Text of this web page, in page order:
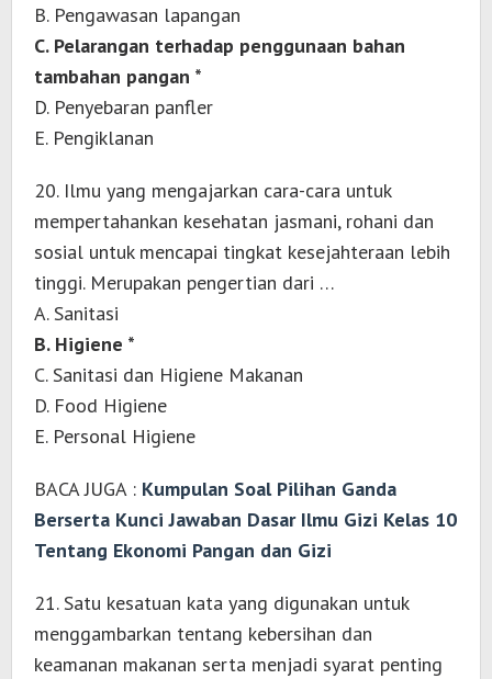
B. Pengawasan lapangan
C. Pelarangan terhadap penggunaan bahan
tambahan pangan *
D. Penyebaran panfler
E. Pengiklanan
20. Ilmu yang mengajarkan cara-cara untuk
mempertahankan kesehatan jasmani, rohani dan
sosial untuk mencapai tingkat kesejahteraan lebih
tinggi. Merupakan pengertian dari …
A. Sanitasi
B. Higiene *
C. Sanitasi dan Higiene Makanan
D. Food Higiene
E. Personal Higiene
BACA JUGA : Kumpulan Soal Pilihan Ganda
Berserta Kunci Jawaban Dasar Ilmu Gizi Kelas 10
Tentang Ekonomi Pangan dan Gizi
21. Satu kesatuan kata yang digunakan untuk
menggambarkan tentang kebersihan dan
keamanan makanan serta menjadi syarat penting